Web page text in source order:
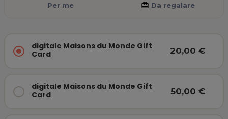
digitale Maisons du Monde Gift
Card
20,00 €
digitale Maisons du Monde Gift
Card
50,00 €
Per me card_giftcard Da regalare